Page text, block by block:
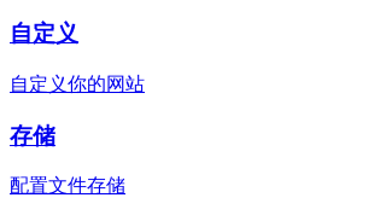
自定义
自定义你的网站
存储
配置文件存储